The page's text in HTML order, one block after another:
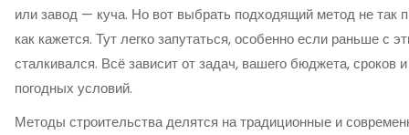
или завод — куча. Но вот выбрать подходящий метод не так
как кажется. Тут легко запутаться, особенно если раньше с
сталкивался. Всё зависит от задач, вашего бюджета, сроков
погодных условий.
Методы строительства делятся на традиционные и